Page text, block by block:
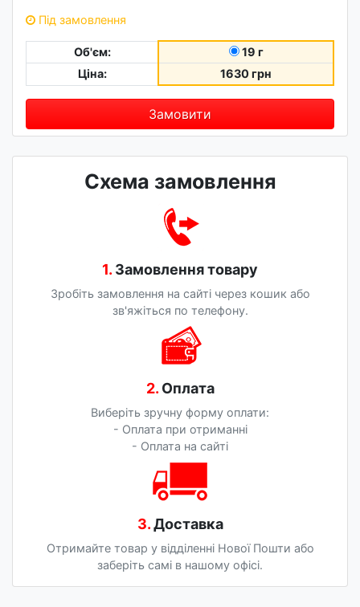
Під замовлення
Об'єм:
19 г
Ціна:
1630 грн
Замовити
Схема замовлення
1. Замовлення товару
Зробіть замовлення на сайті через кошик або
зв'яжіться по телефону.
2.Оплата
Виберіть зручну форму оплати:
- Оплата при отриманні
- Оплата на сайті
3.Доставка
Отримайте товар у відділенні Нової Пошти або
заберіть самі в нашому офісі.